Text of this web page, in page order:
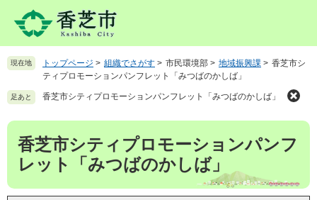
先
。
を
て
現在地 トップページ > 組織でさがす > 市民環境部 > 地域振興課 > 香芝市シ
ティプロモーションパンフレット「みつばのかしば」
足あと 香芝市シティプロモーションパンフレット「みつばのかしば」
本
香芝市シティプロモーションパンフ
レット「みつばのかしば」